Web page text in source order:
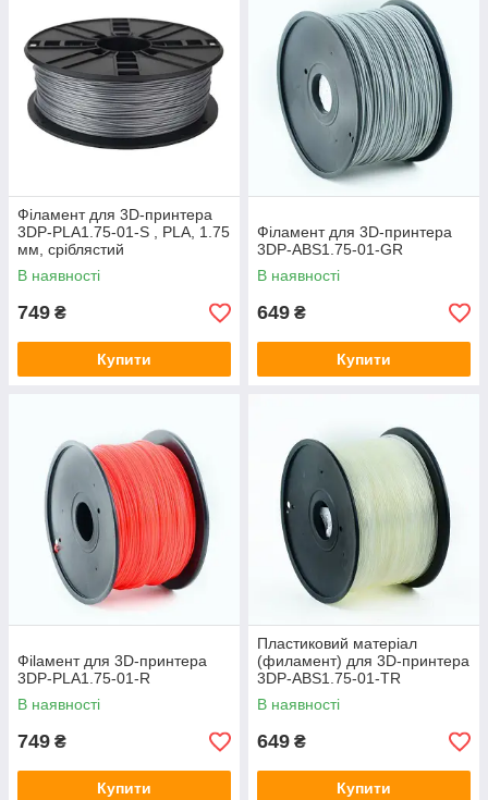
Філамент для 3D-принтера
3DP-PLA1.75-01-S , PLA, 1.75
мм, сріблястий
В наявності
749 ₴
Купити
Фiламент для 3D-принтера
3DP-ABS1.75-01-GR
В наявності
649 ₴
Купити
Фilамент для 3D-принтера
3DP-PLA1.75-01-R
В наявності
749 ₴
Купити
Пластиковий матеріал
(филамент) для 3D-принтера
3DP-ABS1.75-01-TR
В наявності
649 ₴
Купити